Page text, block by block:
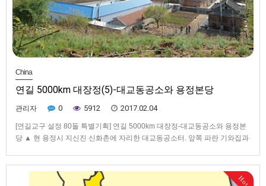
China
연길 5000km 대장정(5)-대교동공소와 용정본당
관리자 0 5912 2017.02.04
[연길교구 설정 80돌 특별기획] 연길 5000km 대장정-대교동공소와 용정본
당 ▲ 현 용정시 지신진 신화촌에 자리한 대교동공소터. 앞쪽 파란 기와집과
어 위치했던 용두레 우물가에서 윤오복 마리아 할머니가 두 손을 모…
Hot